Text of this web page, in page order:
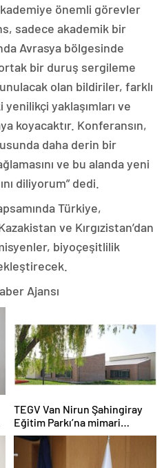
önemli görevler
sadece akademik bir
Avrasya bölgesinde
bir duruş sergileme
olan bildiriler, farklı
yenilikçi yaklaşımları ve
koyacaktır. Konferansın,
daha derin bir
ve bu alanda yeni
diliyorum” dedi.
Türkiye,
ve Kırgızistan’dan
biyoçeşitlilik
Ajansı
TEGV Van Nirun Şahingiray
Eğitim Parkı’na mimari
tasarım ödülü- Haber Şafak